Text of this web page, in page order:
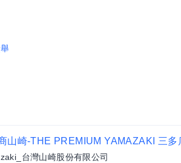
台灣山崎股份有限公司